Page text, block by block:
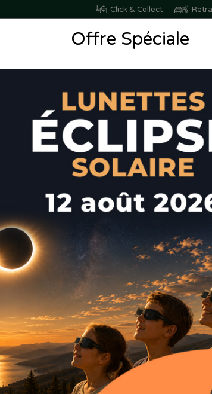
Click & Collect
Santé /Bien-être
Page 3
INFANTILE
Offre Spéciale